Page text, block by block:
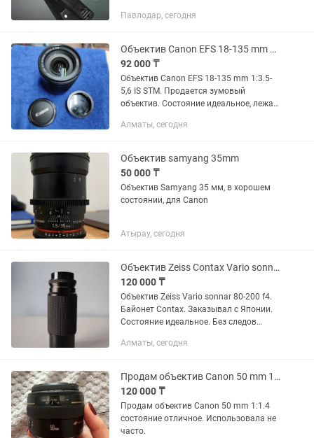
макро фото
Павлодар, сегодня
Объектив Canon EFS 18-135 mm 13.5-5,6 IS STM
92 000 ₸
Объектив Canon EFS 18-135 mm 1:3.5-
5,6 IS STM. Продается зумовый
объектив. Состояние идеальное, лежал
Идеально для видеосъёмки так как он
Алматы, сегодня
Объектив samyang 35mm
50 000 ₸
Объектив Samyang 35 мм, в хорошем
состоянии, для Canon
Атырау, сегодня
Объектив Zeiss Contax Vario sonnar 80-200 f4.
120 000 ₸
Объектив Zeiss Vario sonnar 80-200 f4.
Байонет Contax. Заказывал с Японии.
Состояние идеальное. Без следов
Продаю так как не пользуюсь. Только
Алматы, сегодня
Продам объектив Canon 50 mm 1-1,4.
120 000 ₸
Продам объектив Canon 50 mm 1:1.4
состояние отличное. Использовала не
часто.